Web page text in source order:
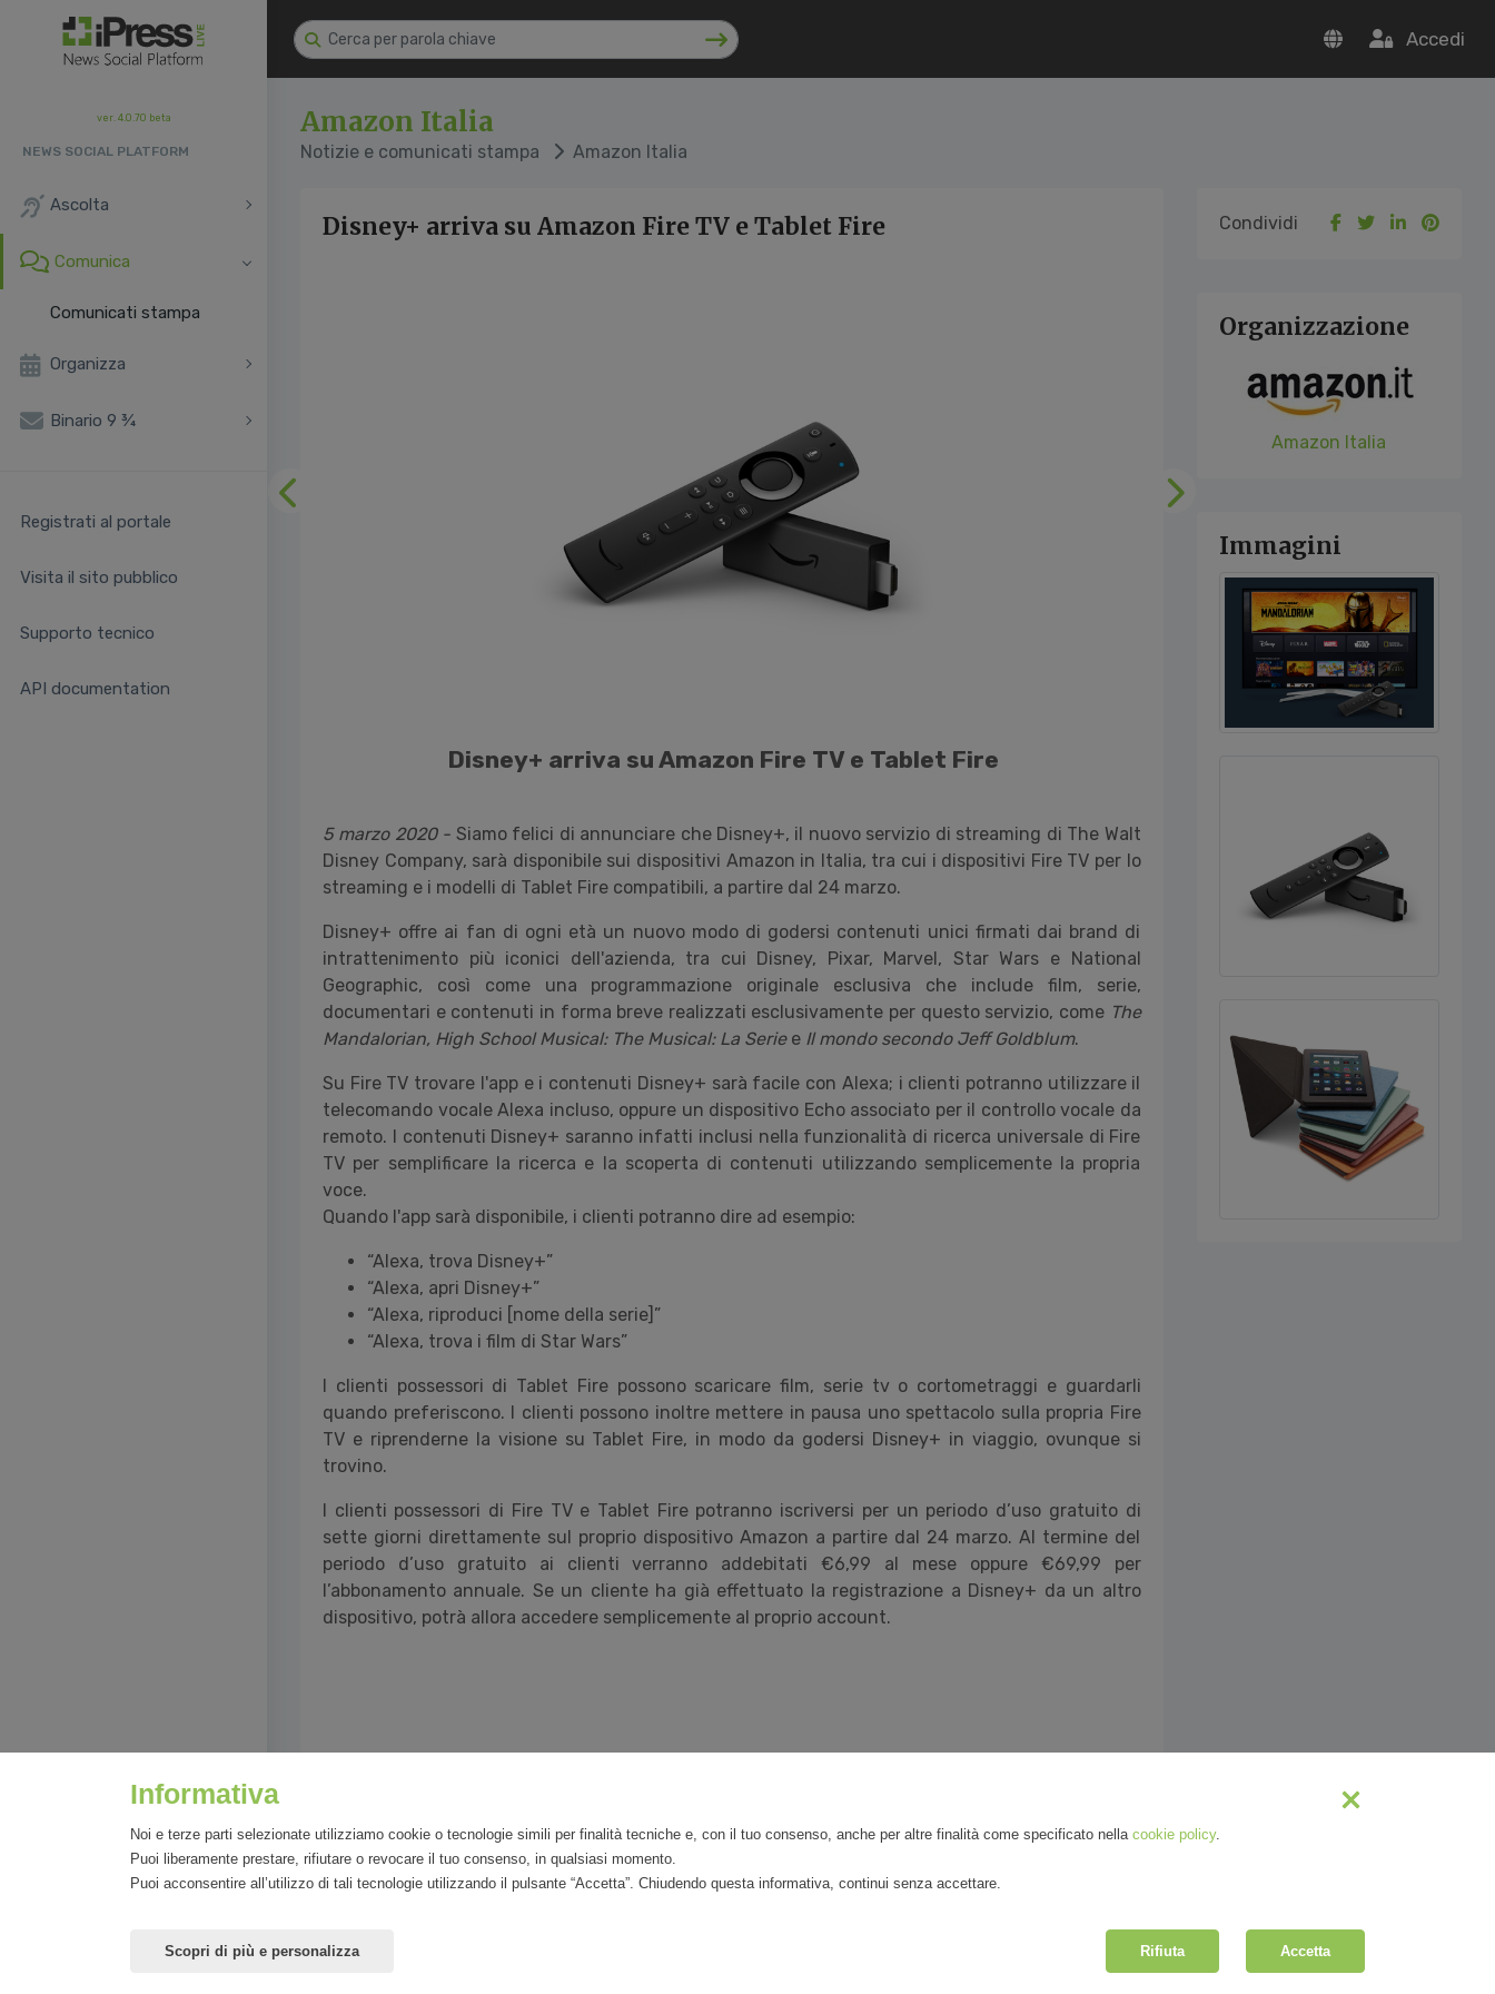
Accedi
ver. 4.0.70 beta
NEWS SOCIAL PLATFORM
Ascolta
Comunica
Comunicati stampa
Organizza
Binario 9 ¾
Registrati al portale
Visita il sito pubblico
Supporto tecnico
API documentation
Amazon Italia
Notizie e comunicati stampa Amazon Italia
Disney+ arriva su Amazon Fire TV e Tablet Fire
Precedente Successivo
Disney+ arriva su Amazon Fire TV e Tablet Fire
5 marzo 2020 - Siamo felici di annunciare che Disney+, il nuovo servizio di streaming di The Walt
Disney Company, sarà disponibile sui dispositivi Amazon in Italia, tra cui i dispositivi Fire TV per lo
streaming e i modelli di Tablet Fire compatibili, a partire dal 24 marzo.
Disney+ offre ai fan di ogni età un nuovo modo di godersi contenuti unici firmati dai brand di
intrattenimento più iconici dell'azienda, tra cui Disney, Pixar, Marvel, Star Wars e National
Geographic, così come una programmazione originale esclusiva che include film, serie,
documentari e contenuti in forma breve realizzati esclusivamente per questo servizio, come The
Mandalorian, High School Musical: The Musical: La Seriee Il mondo secondo Jeff Goldblum.
Su Fire TV trovare l'app e i contenuti Disney+ sarà facile con Alexa; i clienti potranno utilizzare il
telecomando vocale Alexa incluso, oppure un dispositivo Echo associato per il controllo vocale da
remoto. I contenuti Disney+ saranno infatti inclusi nella funzionalità di ricerca universale di Fire
TV per semplificare la ricerca e la scoperta di contenuti utilizzando semplicemente la propria
voce.
Quando l'app sarà disponibile, i clienti potranno dire ad esempio:
“Alexa, trova Disney+”
“Alexa, apri Disney+”
“Alexa, riproduci [nome della serie]”
“Alexa, trova i film di Star Wars”
I clienti possessori di Tablet Fire possono scaricare film, serie tv o cortometraggi e guardarli
quando preferiscono. I clienti possono inoltre mettere in pausa uno spettacolo sulla propria Fire
TV e riprenderne la visione su Tablet Fire, in modo da godersi Disney+ in viaggio, ovunque si
trovino.
I clienti possessori di Fire TV e Tablet Fire potranno iscriversi per un periodo d’uso gratuito di
sette giorni direttamente sul proprio dispositivo Amazon a partire dal 24 marzo. Al termine del
periodo d’uso gratuito ai clienti verranno addebitati €6,99 al mese oppure €69,99 per
l’abbonamento annuale. Se un cliente ha già effettuato la registrazione a Disney+ da un altro
dispositivo, potrà allora accedere semplicemente al proprio account.
Caricato il 04/03/2020
Condividi
Organizzazione
Amazon Italia
Immagini
Privacy Cookie Policy
Informativa
Noi e terze parti selezionate utilizziamo cookie o tecnologie simili per finalità tecniche e, con il tuo consenso, anche per altre finalità come specificato nella cookie policy.
Puoi liberamente prestare, rifiutare o revocare il tuo consenso, in qualsiasi momento.
Puoi acconsentire all’utilizzo di tali tecnologie utilizzando il pulsante “Accetta”. Chiudendo questa informativa, continui senza accettare.
Scopri di più e personalizza Rifiuta Accetta